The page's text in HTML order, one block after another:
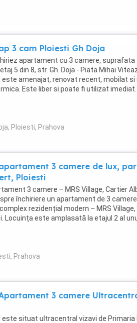
3 cam Ploiesti Gh Doja
apartament cu 3 camere, suprafata
5 din 8, str. Gh. Doja - Piata Mihai
amenajat, renovat recent, mobilat si
Este liber si poate fi utilizat imediat.
Ploiesti, Prahova
3 camere de lux,
Ploiesti
3 camere – MRS Village, Cartier
închiriere un apartament de 3
rezidențial modern – MRS Village,
Locuința este amplasată la etajul 2 al
Prahova
3 camere
situat ultracentral vizavi de Primaria